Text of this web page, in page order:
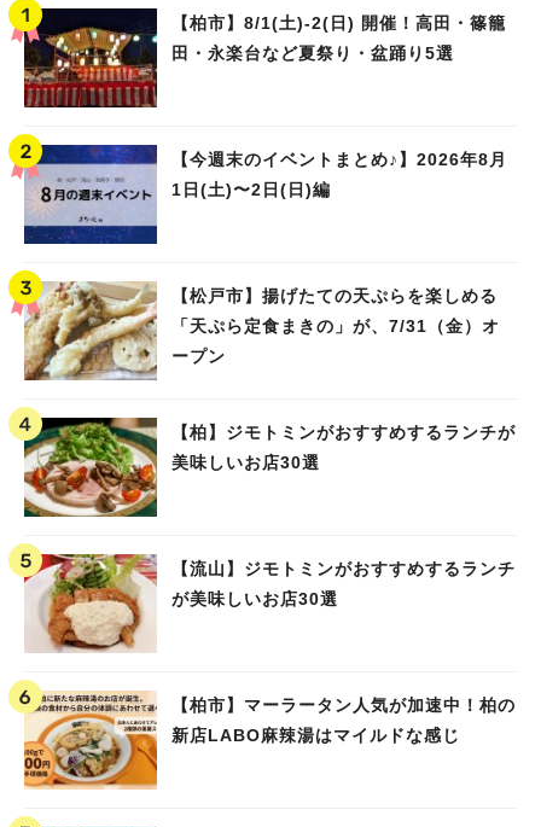
【柏市】8/1(土)‐2(日) 開催！高田・篠籠
田・永楽台など夏祭り・盆踊り5選
【今週末のイベントまとめ♪】2026年8月
1日(土)〜2日(日)編
【松戸市】揚げたての天ぷらを楽しめる
「天ぷら定食まきの」が、7/31（金）オ
ープン
【柏】ジモトミンがおすすめするランチが
美味しいお店30選
【流山】ジモトミンがおすすめするランチ
が美味しいお店30選
【柏市】マーラータン人気が加速中！柏の
新店LABO麻辣湯はマイルドな感じ